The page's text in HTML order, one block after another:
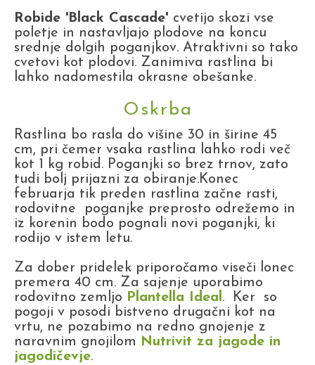
Robide 'Black Cascade' cvetijo skozi vse
poletje in nastavljajo plodove na koncu
srednje dolgih poganjkov. Atraktivni so tako
cvetovi kot plodovi. Zanimiva rastlina bi
lahko nadomestila okrasne obešanke.
Oskrba
Rastlina bo rasla do višine 30 in širine 45
cm, pri čemer vsaka rastlina lahko rodi več
kot 1 kg robid. Poganjki so brez trnov, zato
tudi bolj prijazni za obiranje.Konec
februarja tik preden rastlina začne rasti,
rodovitne poganjke preprosto odrežemo in
iz korenin bodo pognali novi poganjki, ki
rodijo v istem letu.
Za dober pridelek priporočamo viseči lonec
premera 40 cm. Za sajenje uporabimo
rodovitno zemljo Plantella Ideal. Ker so
pogoji v posodi bistveno drugačni kot na
vrtu, ne pozabimo na redno gnojenje z
naravnim gnojilom Nutrivit za jagode in
jagodičevje.